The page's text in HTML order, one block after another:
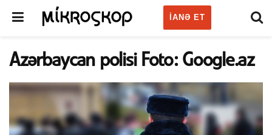
IANƏ ET
Azərbaycan polisi Foto: Google.az